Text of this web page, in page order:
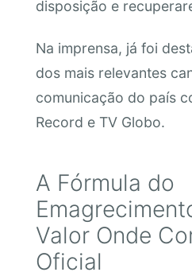
disposição e
Na imprensa, já foi
dos mais relevantes
comunicação do país
Record e TV Globo.
A Fórmula do
Valor Onde
Oficial